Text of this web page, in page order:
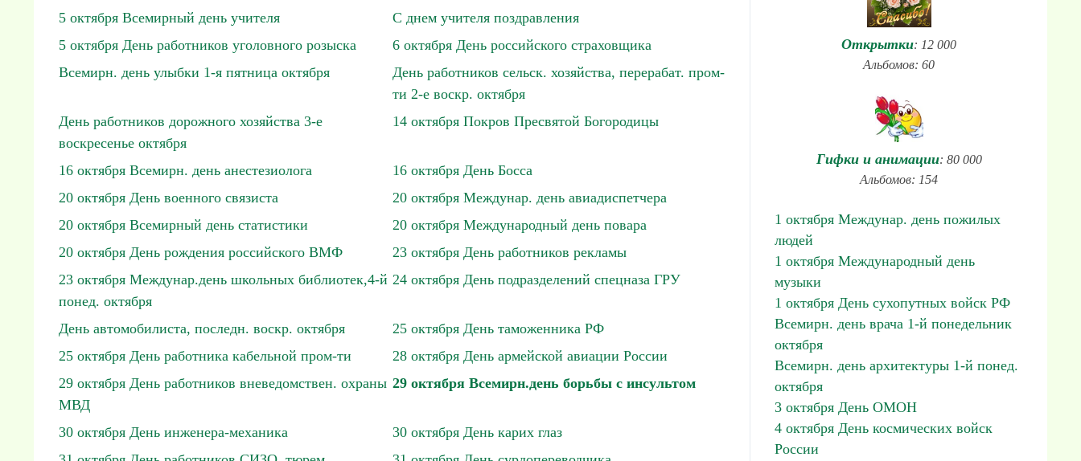
5 октября Всемирный день учителя
С днем учителя поздравления
5 октября День работников уголовного розыска
6 октября День российского страховщика
Всемирн. день улыбки 1-я пятница октября
День работников сельск. хозяйства, перерабат. пром-
ти 2-е воскр. октября
День работников дорожного хозяйства 3-е
воскресенье октября
14 октября Покров Пресвятой Богородицы
16 октября Всемирн. день анестезиолога
16 октября День Босса
20 октября День военного связиста
20 октября Междунар. день авиадиспетчера
20 октября Всемирный день статистики
20 октября Международный день повара
20 октября День рождения российского ВМФ
23 октября День работников рекламы
23 октября Междунар.день школьных библиотек,4-й
понед. октября
24 октября День подразделений спецназа ГРУ
День автомобилиста, последн. воскр. октября
25 октября День таможенника РФ
25 октября День работника кабельной пром-ти
28 октября День армейской авиации России
29 октября День работников вневедомствен. охраны
МВД
29 октября Всемирн.день борьбы с инсультом
30 октября День инженера-механика
30 октября День карих глаз
Открытки: 12 000
Альбомов: 60
Гифки и анимации: 80 000
Альбомов: 154
1 октября Междунар. день пожилых
людей
1 октября Международный день
музыки
1 октября День сухопутных войск РФ
Всемирн. день врача 1-й понедельник
октября
Всемирн. день архитектуры 1-й понед.
октября
3 октября День ОМОН
4 октября День космических войск
России